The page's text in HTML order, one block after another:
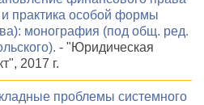
и практика особой формы
монография (под общ. ред.
- "Юридическая
2017 г.
проблемы системного